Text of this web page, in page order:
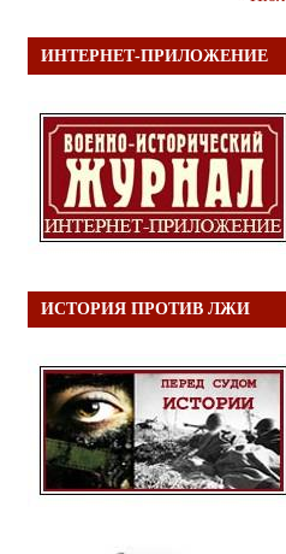
ИНТЕРНЕТ-ПРИЛОЖЕНИЕ
ИСТОРИЯ ПРОТИВ ЛЖИ